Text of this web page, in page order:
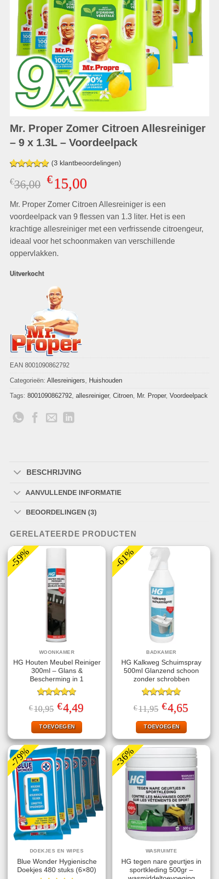
Mr. Proper Zomer Citroen Allesreiniger
– 9 x 1.3L – Voordeelpack
Gewaardeerd
5.00op 5
gebaseerd
waarderingen
(3 klantbeoordelingen)
€36,00 Oorspronkelijke
was:
€36,00.
€15,00Huidige
is:
€15,00.
Mr. Proper Zomer Citroen Allesreiniger is een
voordeelpack van 9 flessen van 1.3 liter. Het is een
krachtige allesreiniger met een verfrissende citroengeur,
ideaal voor het schoonmaken van verschillende
oppervlakken.
Uitverkocht
EAN 8001090862792
Categorieën: Allesreinigers Huishouden
Tags: 8001090862792 allesreiniger, Citroen Mr. Proper, Voordeelpack
BESCHRIJVING
AANVULLENDE INFORMATIE
BEOORDELINGEN (3)
GERELATEERDE PRODUCTEN
-59%
WOONKAMER
HG Houten Meubel Reiniger
300ml – Glans &
Bescherming in 1
Gewaardeerd
4.75uit 5
€10,95 Oorspronkelijke
prijs
was:
€10,95.
€4,49Huidige
prijs
TOEVOEGEN
-61%
BADKAMER
HG Kalkweg Schuimspray
500ml Glanzend schoon
zonder schrobben
Gewaardeerd
4.80uit 5
€11,95 Oorspronkelijke
prijs
was:
€11,95.
€4,65prijs
TOEVOEGEN
-79%
DOEKJES EN WIPES
Blue Wonder Hygienische
Doekjes 480 stuks (6×80)
-36%
WASRUIMTE
HG tegen nare geurtjes in
sportkleding 500gr –